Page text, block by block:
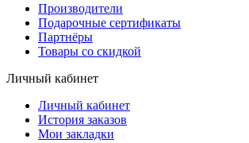
Производители
Подарочные сертификаты
Партнёры
Товары со скидкой
Личный кабинет
Личный кабинет
История заказов
Мои закладки